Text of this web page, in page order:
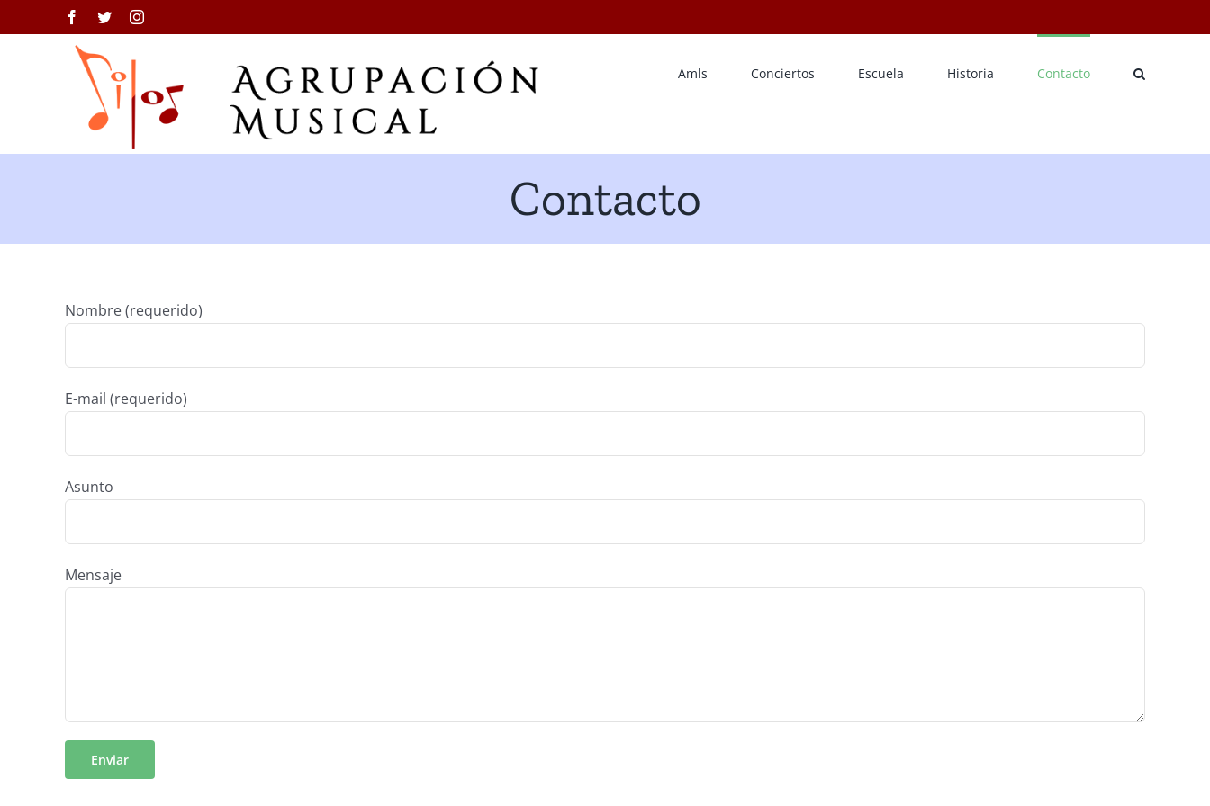
al
Facebook
TwitterInstagram
Amls Conciertos Escuela Historia Contacto
Contacto
Nombre (requerido)
E-mail (requerido)
Asunto
Mensaje